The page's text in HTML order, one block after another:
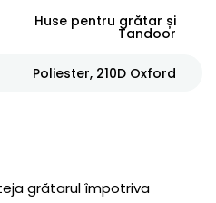
Huse pentru grătar și
Tandoor
Poliester, 210D Oxford
grătarul împotriva